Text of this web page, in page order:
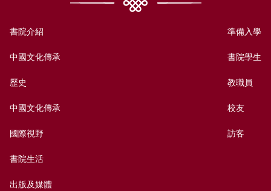
書院介紹
中國文化傳承
歷史
中國文化傳承
國際視野
書院生活
出版及媒體
準備入學
書院學生
教職員
校友
訪客